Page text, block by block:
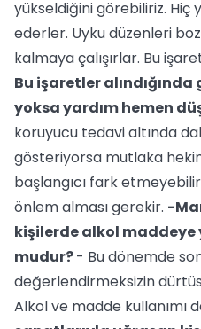
yükseldiğini görebiliriz. Hiç
ederler. Uyku düzenleri
kalmaya çalışırlar. Bu
Bu işaretler
yoksa yardım hemen
koruyucu tedavi altında
gösteriyorsa mutlaka
başlangıcı fark
önlem alması gerekir. -
kişilerde alkol maddeye
mudur?- Bu dönemde
değerlendirmeksizin
Alkol ve madde kullanımı